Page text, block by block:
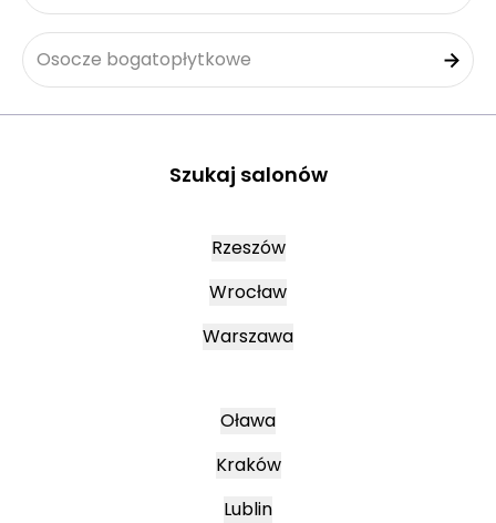
Osocze bogatopłytkowe
Szukaj salonów
Rzeszów
Wrocław
Warszawa
Oława
Kraków
Lublin